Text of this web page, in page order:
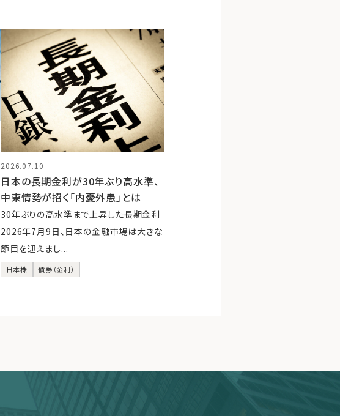
2026.07.10
日本の長期金利が30年ぶり高水準、
中東情勢が招く「内憂外患」とは
30年ぶりの高水準まで上昇した長期金利
2026年7月9日、日本の金融市場は大きな
節目を迎えまし...
日本株 債券（金利）